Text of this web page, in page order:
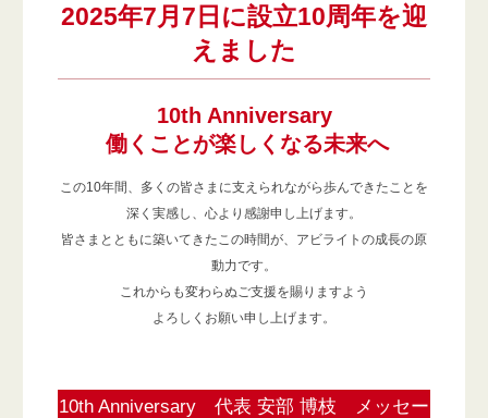
2025年7月7日に設立10周年を迎
えました
10th Anniversary
働くことが楽しくなる未来へ
この10年間、多くの皆さまに支えられながら歩んできたことを
深く実感し、心より感謝申し上げます。
皆さまとともに築いてきたこの時間が、アビライトの成長の原
動力です。
これからも変わらぬご支援を賜りますよう
よろしくお願い申し上げます。
10th Anniversary 代表 安部 博枝 メッセー